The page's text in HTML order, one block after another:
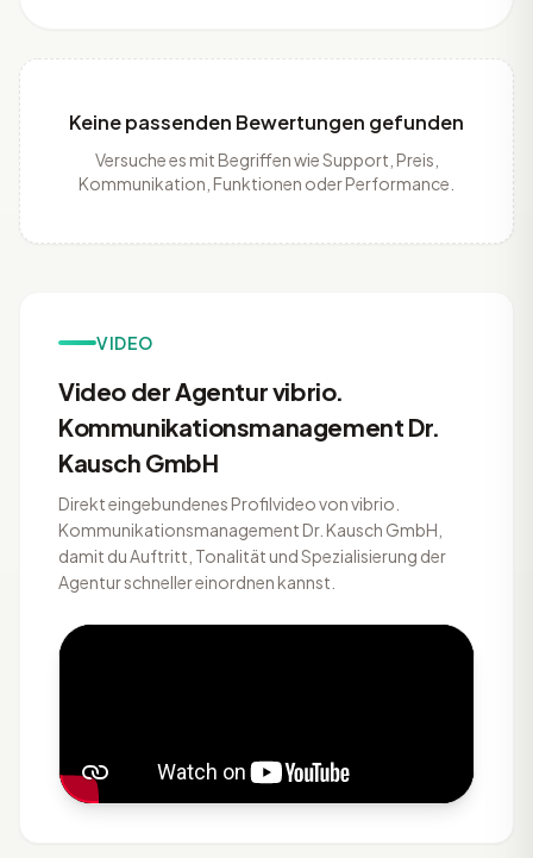
Keine passenden Bewertungen gefunden
Versuche es mit Begriffen wie Support, Preis,
Kommunikation, Funktionen oder Performance.
VIDEO
Video der Agentur vibrio.
Kommunikationsmanagement Dr.
Kausch GmbH
Direkt eingebundenes Profilvideo von vibrio.
Kommunikationsmanagement Dr. Kausch GmbH,
damit du Auftritt, Tonalität und Spezialisierung der
Agentur schneller einordnen kannst.